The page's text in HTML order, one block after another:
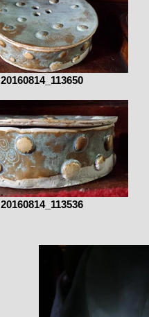
20160814_113650
20160814_113536